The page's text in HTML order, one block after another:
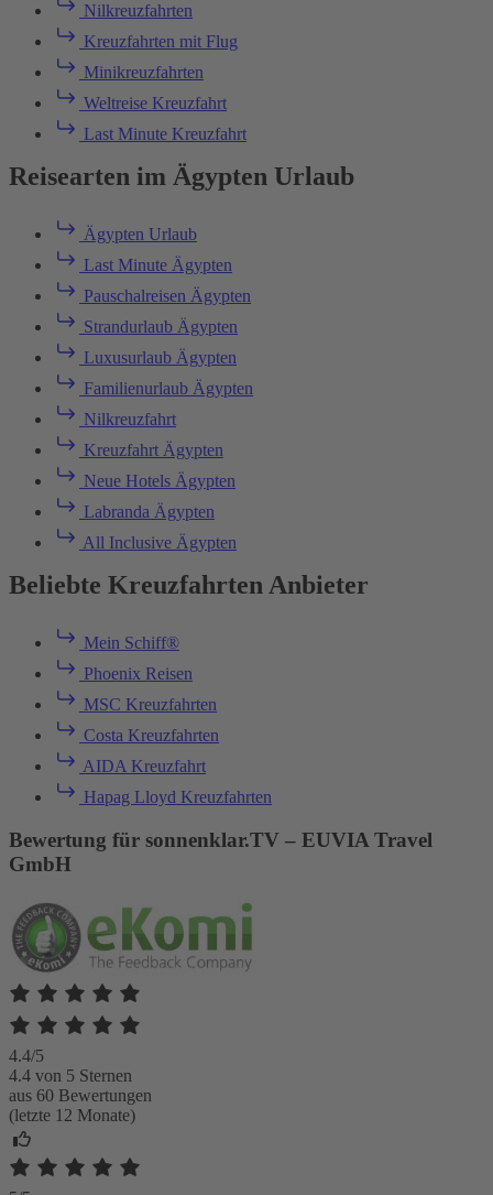
Nilkreuzfahrten
Kreuzfahrten mit Flug
Minikreuzfahrten
Weltreise Kreuzfahrt
Last Minute Kreuzfahrt
Reisearten im Ägypten Urlaub
Ägypten Urlaub
Last Minute Ägypten
Pauschalreisen Ägypten
Strandurlaub Ägypten
Luxusurlaub Ägypten
Familienurlaub Ägypten
Nilkreuzfahrt
Kreuzfahrt Ägypten
Neue Hotels Ägypten
Labranda Ägypten
All Inclusive Ägypten
Beliebte Kreuzfahrten Anbieter
Mein Schiff®
Phoenix Reisen
MSC Kreuzfahrten
Costa Kreuzfahrten
AIDA Kreuzfahrt
Hapag Lloyd Kreuzfahrten
Bewertung für sonnenklar.TV – EUVIA Travel
GmbH
4.4/5
4.4 von 5 Sternen
aus 60 Bewertungen
(letzte 12 Monate)